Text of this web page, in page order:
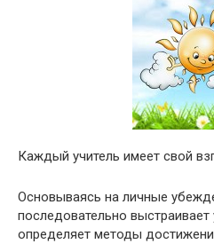
Каждый учитель имеет свой
Основываясь на личные
последовательно
определяет методы